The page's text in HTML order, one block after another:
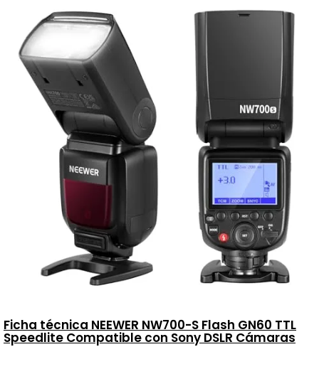
Ficha técnica NEEWER NW700-S Flash GN60 TTL
Speedlite Compatible con Sony DSLR Cámaras